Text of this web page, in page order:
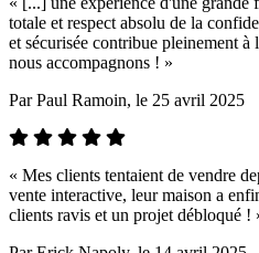
totale et respect absolu de la
et sécurisée contribue pleinement à
nous accompagnons ! »
ParPaul Ramoin, le 25 avril 2025
« Mes clients tentaient de vendre
vente interactive, leur maison a
clients ravis et un projet débloqué !